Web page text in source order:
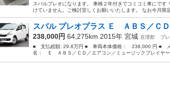
スバルプレオになります。 車検２年付きでコミコミ車にで
けていません。ご検討宜しくお願いいたします。 なお今月限
スバル プレオプラス Ｅ ＡＢＳ／Ｃ
238,000円 64,275km 2015年 宮城 亘理郡
プ
■ 支払総額: 29.8万円 ■ 車両本体価格： 238,000 円 ■
名： Ｅ ＡＢＳ／ＣＤ／エアコン／ミュージックプレイヤ